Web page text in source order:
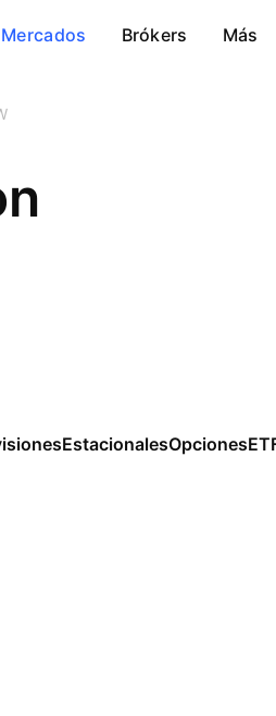
Mercados Brókers Más
EstacionalesOpciones